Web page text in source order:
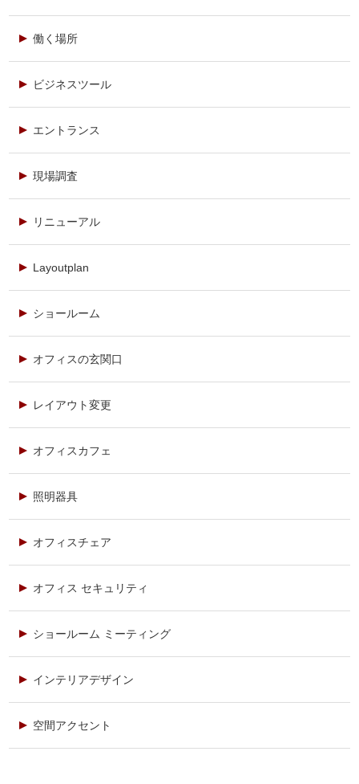
働く場所
ビジネスツール
エントランス
現場調査
リニューアル
Layoutplan
ショールーム
オフィスの玄関口
レイアウト変更
オフィスカフェ
照明器具
オフィスチェア
オフィス セキュリティ
ショールーム ミーティング
インテリアデザイン
空間アクセント